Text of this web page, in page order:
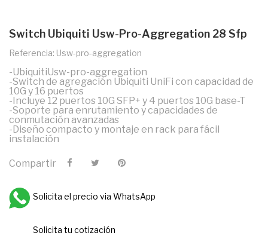
Switch Ubiquiti Usw-Pro-Aggregation 28 Sfp
Referencia: Usw-pro-aggregation
-UbiquitiUsw-pro-aggregation
-Switch de agregación Ubiquiti UniFi con capacidad de
10G y 16 puertos
-Incluye 12 puertos 10G SFP+ y 4 puertos 10G base-T
-Soporte para enrutamiento y capacidades de
conmutación avanzadas
-Diseño compacto y montaje en rack para fácil
instalación
Compartir
Solicita el precio via WhatsApp
Solicita tu cotización